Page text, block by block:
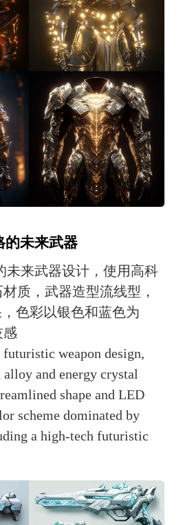
的未来武器
未来武器设计，使用高科
质，武器造型流线型，
色彩以银色和蓝色为
感
weapon design,
and energy crystal
shape and LED
scheme dominated by
a high-tech futuristic